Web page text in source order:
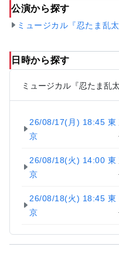
公演から探す
ミュージカル『忍たま乱
日時から探す
ミュージカル『忍たま乱
26/08/17(月) 18:45 東
京
26/08/18(火) 14:00 東
京
26/08/18(火) 18:45 東
京